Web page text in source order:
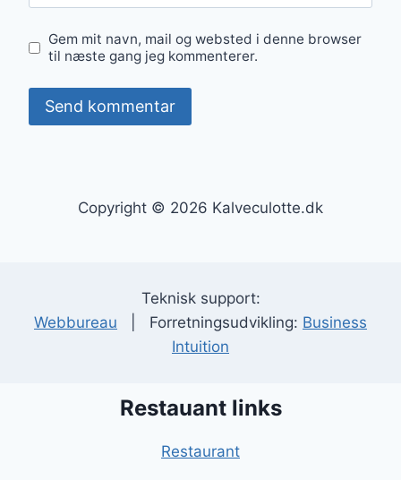
Gem mit navn, mail og websted i denne browser
til næste gang jeg kommenterer.
Copyright © 2026 Kalveculotte.dk
Teknisk support:
Webbureau | Forretningsudvikling: Business
Intuition
Restauant links
Restaurant